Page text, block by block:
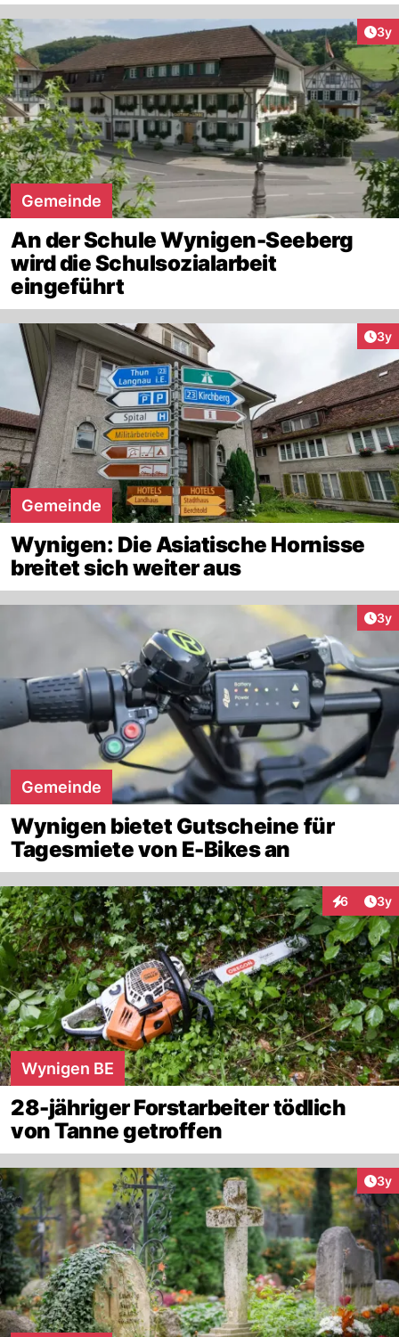
3y
Gemeinde
An der Schule Wynigen-Seeberg
wird die Schulsozialarbeit
eingeführt
3y
Gemeinde
Wynigen: Die Asiatische Hornisse
breitet sich weiter aus
3y
Gemeinde
Wynigen bietet Gutscheine für
Tagesmiete von E-Bikes an
6 3y
Wynigen BE
28-jähriger Forstarbeiter tödlich
von Tanne getroffen
3y